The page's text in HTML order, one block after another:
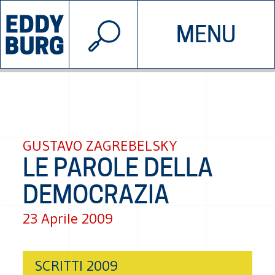
MENU
INIZIATIVE CHI SIAMO
© 2026 EDDYBURG
GUSTAVO ZAGREBELSKY
LE PAROLE DELLA
DEMOCRAZIA
23 Aprile 2009
SCRITTI 2009